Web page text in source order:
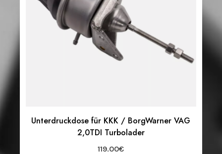
Unterdruckdose für KKK / BorgWarner VAG
2,0TDI Turbolader
119.00€